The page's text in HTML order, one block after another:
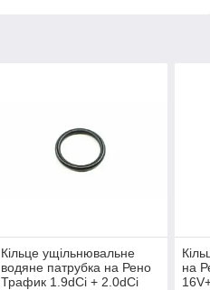
Кільце ущільнювальне
водяне патрубка на Рено
Трафик 1.9dCi + 2.0dCi
на